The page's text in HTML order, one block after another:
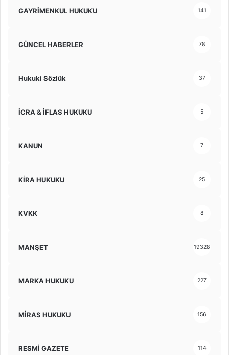
GAYRİMENKUL HUKUKU 141
GÜNCEL HABERLER 78
Hukuki Sözlük 37
İCRA & İFLAS HUKUKU 5
KANUN 7
KİRA HUKUKU 25
KVKK 8
MANŞET 19328
MARKA HUKUKU 227
MİRAS HUKUKU 156
RESMİ GAZETE 114